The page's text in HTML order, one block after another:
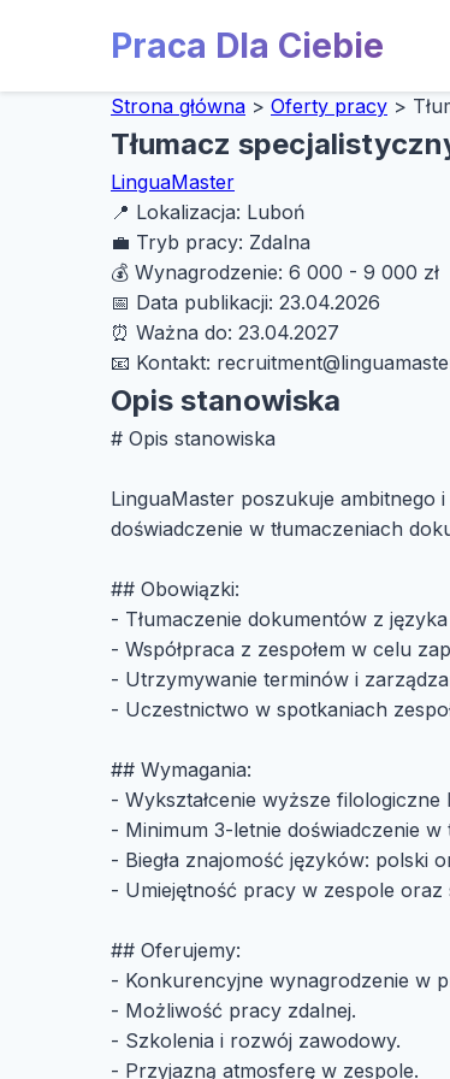
Praca Dla Ciebie
Strona główna > Oferty pracy >
Tłumacz
LinguaMaster
📍 Lokalizacja: Luboń
💼 Tryb pracy: Zdalna
💰 Wynagrodzenie: 6 000 - 9 000 zł
📅 Data publikacji: 23.04.2026
⏰ Ważna do: 23.04.2027
📧 Kontakt:
Opis stanowiska
# Opis stanowiska
LinguaMaster poszukuje ambitnego
doświadczenie w tłumaczeniach
## Obowiązki:
- Tłumaczenie dokumentów z
- Współpraca z zespołem w celu
- Utrzymywanie terminów i
- Uczestnictwo w spotkaniach
## Wymagania:
- Wykształcenie wyższe
- Minimum 3-letnie doświadczenie
- Biegła znajomość języków: polski
- Umiejętność pracy w zespole oraz
## Oferujemy:
- Konkurencyjne wynagrodzenie w
- Możliwość pracy zdalnej.
- Szkolenia i rozwój zawodowy.
- Przyjazną atmosferę w zespole.